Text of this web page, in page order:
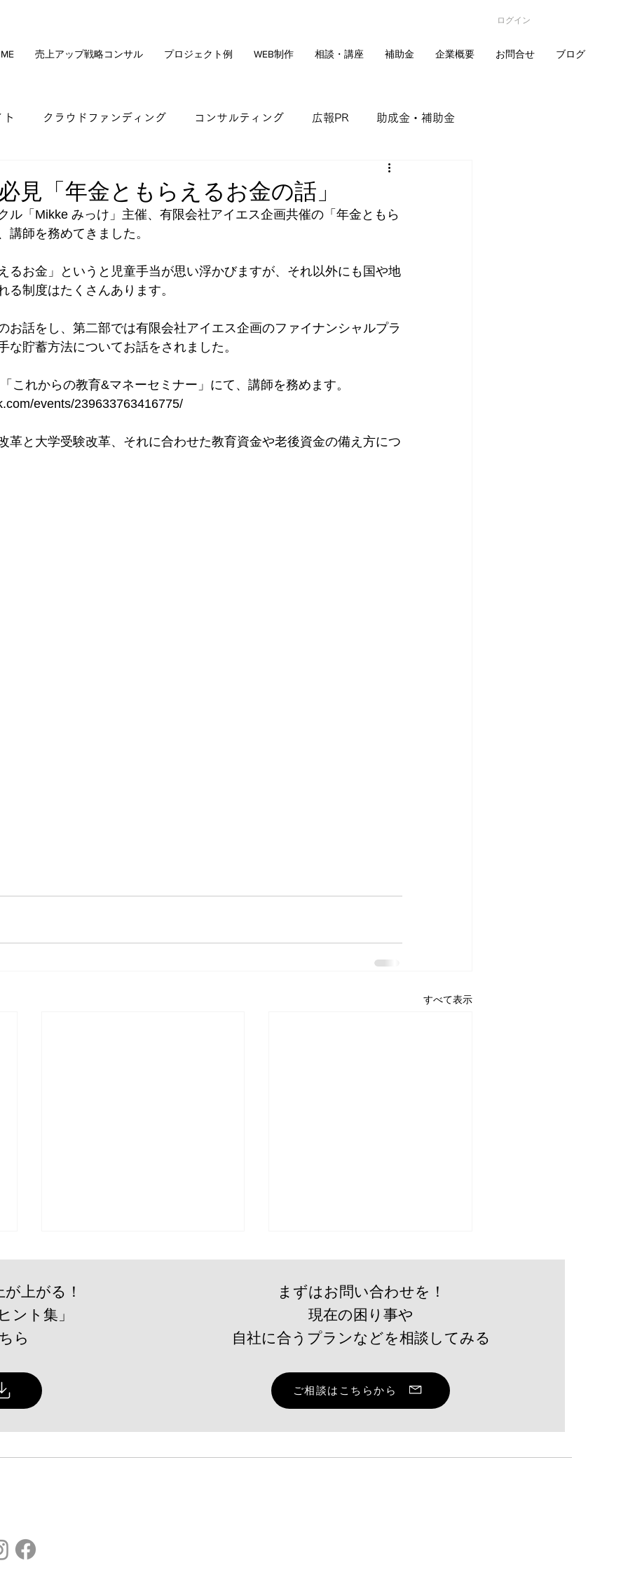
ログイン
売上アップ戦略コンサル プロジェクト例 WEB制作 相談・講座 補助金 企業概要 お問合せ ブログ
クラウドファンディング コンサルティング 広報PR 助成金・補助金
資産形成
事例 オンライン講座
見「年金ともらえるお金の話」
ル「Mikke みっけ」主催、有限会社アイエス企画共催の「年金ともら
講師を務めてきました。
るお金」というと児童手当が思い浮かびますが、それ以外にも国や地
る制度はたくさんあります。
お話をし、第二部では有限会社アイエス企画のファイナンシャルプラ
な貯蓄方法についてお話をされました。
これからの教育&マネーセミナー」にて、講師を務めます。
events/239633763416775/
革と大学受験改革、それに合わせた教育資金や老後資金の備え方につ
すべて表示
【登壇レポート】甲府商業高
校で「特産品開発とブランデ
ィング・プロモーション」の
上がる！
ント集」
ら
まずはお問い合わせを！
現在の困り事や
自社に合うプランなどを相談してみる
ご相談はこちらから